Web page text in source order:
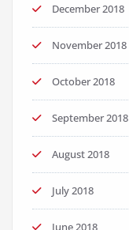
December 2018
November 2018
October 2018
September 2018
August 2018
July 2018
June 2018